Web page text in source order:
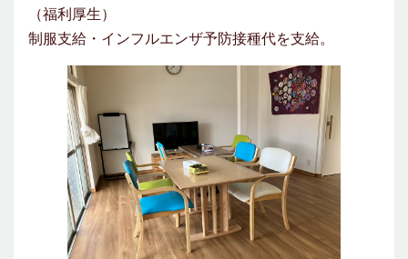
（福利厚生）
制服支給・インフルエンザ予防接種代を支給。